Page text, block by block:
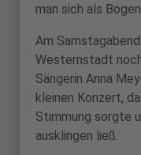
man sich als
Am
Westernstadt
Sängerin Anna
kleinen Konzert,
Stimmung sorgte
ausklingen ließ.